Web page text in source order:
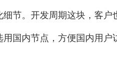
节。开发周期这块，客户
国内节点，方便国内用户